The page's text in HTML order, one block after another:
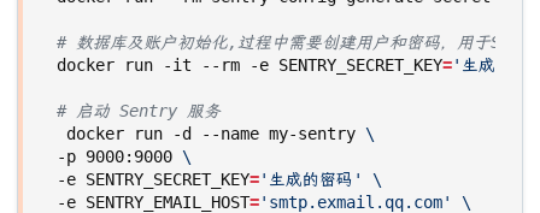
# 数据库及账户初始化,过程中需要创建用户和密码，用于
docker run -it --rm -e SENTRY_SECRET_KEY='生成的密
# 启动 Sentry 服务
docker run -d --name my-sentry
-p 9000:9000
-e SENTRY_SECRET_KEY='生成的密码'
-e SENTRY_EMAIL_HOST='smtp.exmail.qq.com'